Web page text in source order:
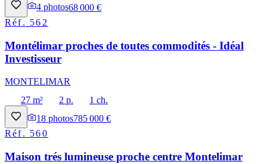
4 photos68 000 €
Réf. 562
Montélimar proches de toutes commodités - Idéal
Investisseur
MONTELIMAR
27 m²
2 p.
1 ch.
18 photos785 000 €
Réf. 560
Maison trés lumineuse proche centre Montelimar